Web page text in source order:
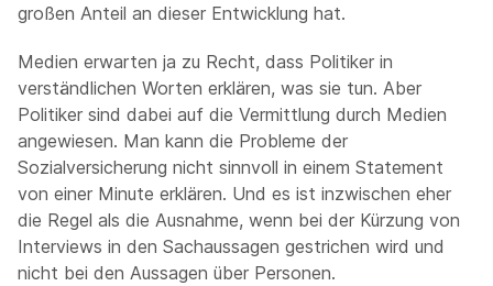
großen Anteil an dieser Entwicklung hat.
Medien erwarten ja zu Recht, dass Politiker in
verständlichen Worten erklären, was sie tun. Aber
Politiker sind dabei auf die Vermittlung durch Medien
angewiesen. Man kann die Probleme der
Sozialversicherung nicht sinnvoll in einem Statement
von einer Minute erklären. Und es ist inzwischen eher
die Regel als die Ausnahme, wenn bei der Kürzung von
Interviews in den Sachaussagen gestrichen wird und
nicht bei den Aussagen über Personen.